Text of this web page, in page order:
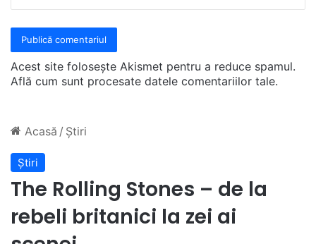
Acest site folosește Akismet pentru a reduce spamul.
Află cum sunt procesate datele comentariilor tale.